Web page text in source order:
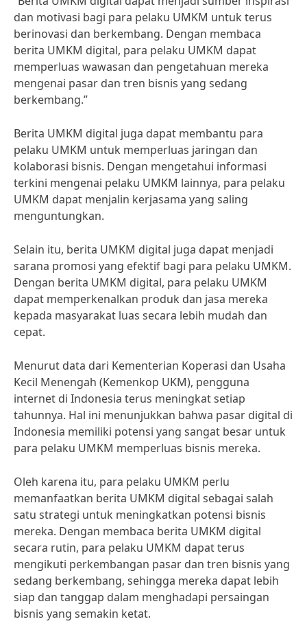
dan motivasi bagi para pelaku UMKM untuk terus
berinovasi dan berkembang. Dengan membaca
berita UMKM digital, para pelaku UMKM dapat
memperluas wawasan dan pengetahuan mereka
mengenai pasar dan tren bisnis yang sedang
berkembang.”
Berita UMKM digital juga dapat membantu para
pelaku UMKM untuk memperluas jaringan dan
kolaborasi bisnis. Dengan mengetahui informasi
terkini mengenai pelaku UMKM lainnya, para pelaku
UMKM dapat menjalin kerjasama yang saling
menguntungkan.
Selain itu, berita UMKM digital juga dapat menjadi
sarana promosi yang efektif bagi para pelaku UMKM.
Dengan berita UMKM digital, para pelaku UMKM
dapat memperkenalkan produk dan jasa mereka
kepada masyarakat luas secara lebih mudah dan
cepat.
Menurut data dari Kementerian Koperasi dan Usaha
Kecil Menengah (Kemenkop UKM), pengguna
internet di Indonesia terus meningkat setiap
tahunnya. Hal ini menunjukkan bahwa pasar digital di
Indonesia memiliki potensi yang sangat besar untuk
para pelaku UMKM memperluas bisnis mereka.
Oleh karena itu, para pelaku UMKM perlu
memanfaatkan berita UMKM digital sebagai salah
satu strategi untuk meningkatkan potensi bisnis
mereka. Dengan membaca berita UMKM digital
secara rutin, para pelaku UMKM dapat terus
mengikuti perkembangan pasar dan tren bisnis yang
sedang berkembang, sehingga mereka dapat lebih
siap dan tanggap dalam menghadapi persaingan
bisnis yang semakin ketat.